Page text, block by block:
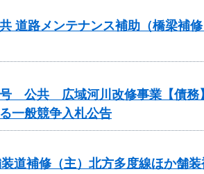
道路メンテナンス補助（橋梁補
号 公共 広域河川改修事業【債
一般競争入札公告
道補修（主）北方多度線ほか舗